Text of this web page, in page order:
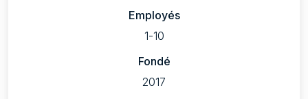
Employés
1-10
Fondé
2017